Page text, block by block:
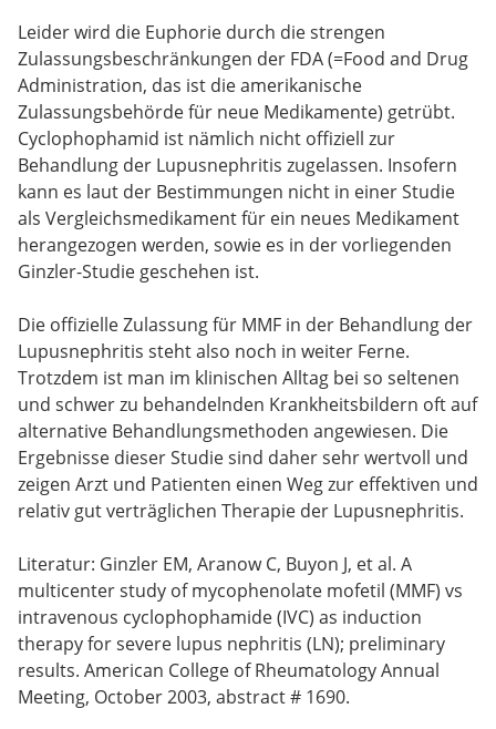
Leider wird die Euphorie durch die strengen
Zulassungsbeschränkungen der FDA (=Food and Drug
Administration, das ist die amerikanische
Zulassungsbehörde für neue Medikamente) getrübt.
Cyclophophamid ist nämlich nicht offiziell zur
Behandlung der Lupusnephritis zugelassen. Insofern
kann es laut der Bestimmungen nicht in einer Studie
als Vergleichsmedikament für ein neues Medikament
herangezogen werden, sowie es in der vorliegenden
Ginzler-Studie geschehen ist.
Die offizielle Zulassung für MMF in der Behandlung der
Lupusnephritis steht also noch in weiter Ferne.
Trotzdem ist man im klinischen Alltag bei so seltenen
und schwer zu behandelnden Krankheitsbildern oft auf
alternative Behandlungsmethoden angewiesen. Die
Ergebnisse dieser Studie sind daher sehr wertvoll und
zeigen Arzt und Patienten einen Weg zur effektiven und
relativ gut verträglichen Therapie der Lupusnephritis.
Literatur: Ginzler EM, Aranow C, Buyon J, et al. A
multicenter study of mycophenolate mofetil (MMF) vs
intravenous cyclophophamide (IVC) as induction
therapy for severe lupus nephritis (LN); preliminary
results. American College of Rheumatology Annual
Meeting, October 2003, abstract # 1690.